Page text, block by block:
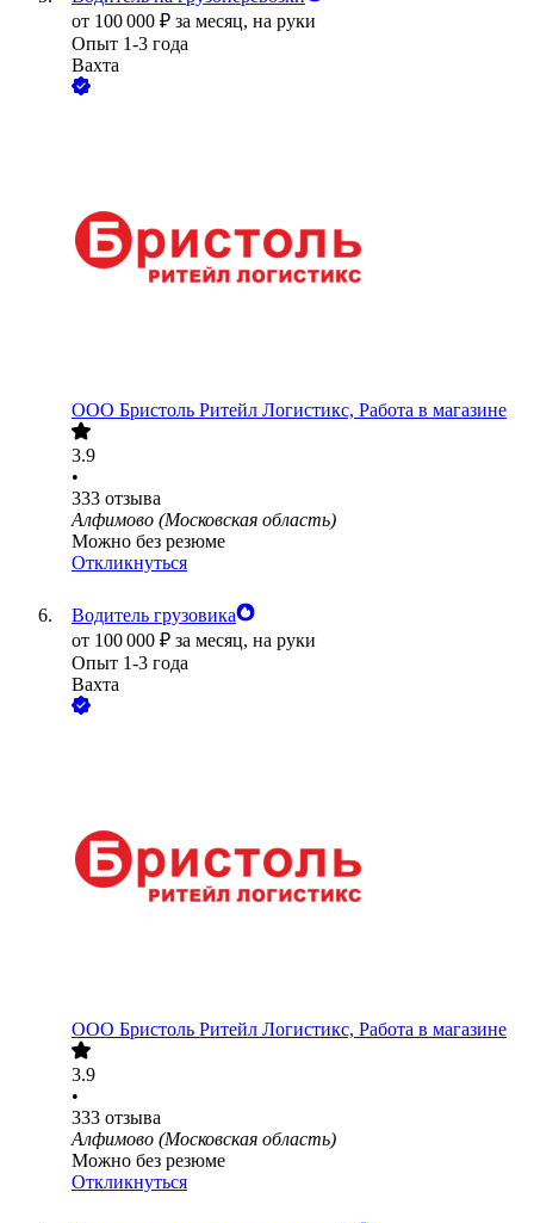
от 100 000 ₽ за месяц, на руки
Опыт 1-3 года
Вахта
ООО Бристоль Ритейл Логистикс, Работа в магазине
3.9
•
333 отзыва
Алфимово (Московская область)
Можно без резюме
Откликнуться
Водитель грузовика
от 100 000 ₽ за месяц, на руки
Опыт 1-3 года
Вахта
ООО Бристоль Ритейл Логистикс, Работа в магазине
3.9
•
333 отзыва
Алфимово (Московская область)
Можно без резюме
Откликнуться